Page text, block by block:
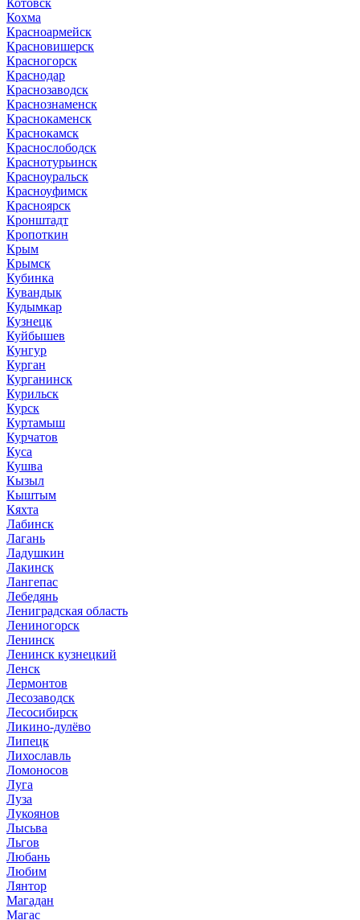
Кохма
Красноармейск
Красновишерск
Красногорск
Краснодар
Краснозаводск
Краснознаменск
Краснокаменск
Краснокамск
Краснослободск
Краснотурьинск
Красноуральск
Красноуфимск
Красноярск
Кронштадт
Кропоткин
Крым
Крымск
Кубинка
Кувандык
Кудымкар
Кузнецк
Куйбышев
Кунгур
Курган
Курганинск
Курильск
Курск
Куртамыш
Курчатов
Куса
Кушва
Кызыл
Кыштым
Кяхта
Лабинск
Лагань
Ладушкин
Лакинск
Лангепас
Лебедянь
Лениградская область
Лениногорск
Ленинск
Ленинск кузнецкий
Ленск
Лермонтов
Лесозаводск
Лесосибирск
Ликино-дулёво
Липецк
Лихославль
Ломоносов
Луга
Луза
Лукоянов
Лысьва
Льгов
Любань
Любим
Лянтор
Магадан
Магас